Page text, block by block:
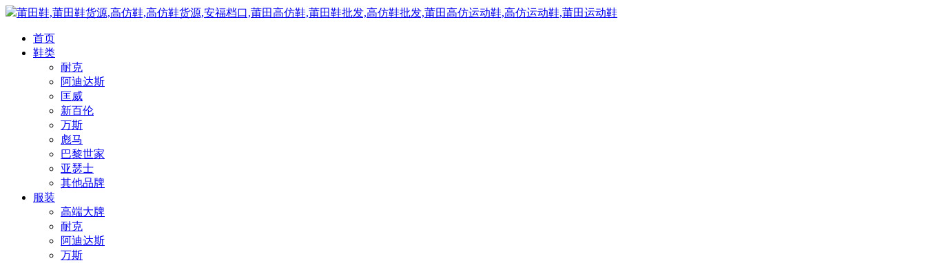
莆田鞋,莆田鞋货源,高仿鞋,高仿鞋货源,安福档口,莆田高仿鞋,莆田鞋批发,高仿鞋批发,莆田高仿运动鞋,高仿运动鞋,莆田运动鞋
首页
鞋类
耐克
阿迪达斯
匡威
新百伦
万斯
彪马
巴黎世家
亚瑟士
其他品牌
服装
高端大牌
耐克
阿迪达斯
万斯